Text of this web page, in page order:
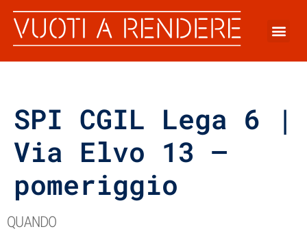
SPI CGIL Lega 6 |
Via Elvo 13 –
pomeriggio
QUANDO